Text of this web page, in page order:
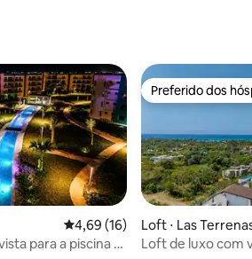
avaliações
20 avaliações
4,69 de uma avaliação média
4,69 (16)
para a piscina •
Preferido dos
Preferido dos
Loft ⋅ Las
Loft de luxo com